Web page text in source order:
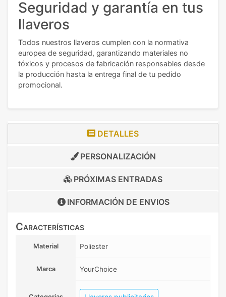
Seguridad y garantía en tus
llaveros
Todos nuestros llaveros cumplen con la normativa
europea de seguridad, garantizando materiales no
tóxicos y procesos de fabricación responsables desde
la producción hasta la entrega final de tu pedido
promocional.
DETALLES
PERSONALIZACIÓN
PRÓXIMAS ENTRADAS
INFORMACIÓN DE ENVIOS
Características
Material Poliester
Marca YourChoice